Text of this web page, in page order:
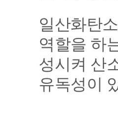
일산화탄
역할을 하
성시켜 산
유독성이